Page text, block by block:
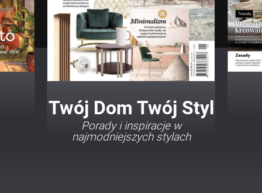
Twój Dom Twój Styl
Porady i inspiracje w
najmodniejszych stylach